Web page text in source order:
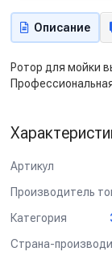
Описание
Ротор для мойки
Артикул
Производитель
Категория
Страна-